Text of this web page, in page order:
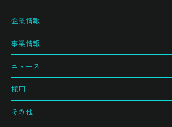
企業情報
事業情報
ニュース
採用
その他